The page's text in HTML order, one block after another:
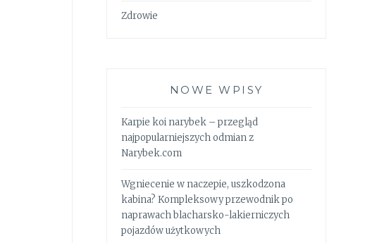
Zdrowie
NOWE WPISY
Karpie koi narybek – przegląd
najpopularniejszych odmian z
Narybek.com
Wgniecenie w naczepie, uszkodzona
kabina? Kompleksowy przewodnik po
naprawach blacharsko-lakierniczych
pojazdów użytkowych